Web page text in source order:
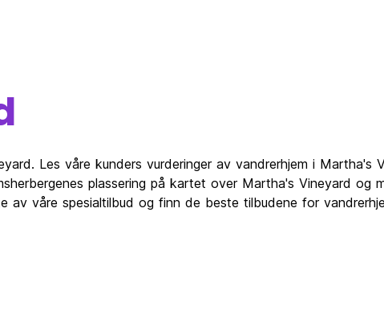
Les våre kunders vurderinger av vandrerhjem i Martha's
plassering på kartet over Martha's Vineyard og
våre spesialtilbud og finn de beste tilbudene for